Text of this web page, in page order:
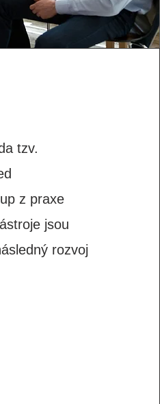
tzv.
z praxe
jsou
rozvoj